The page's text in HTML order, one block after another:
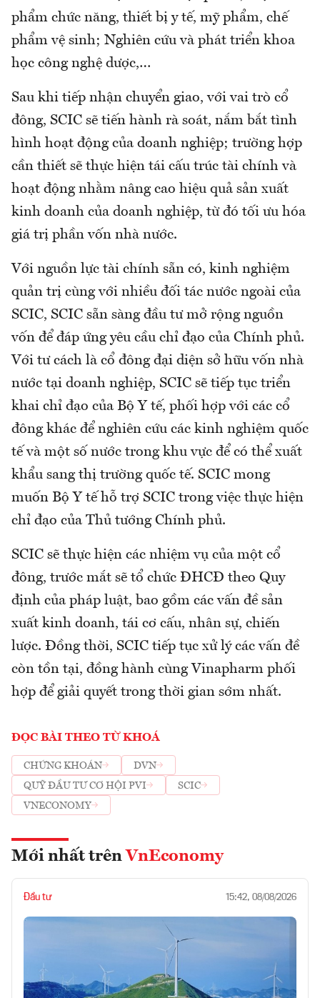
phẩm chức năng, thiết bị y tế, mỹ phẩm, chế
phẩm vệ sinh; Nghiên cứu và phát triển khoa
học công nghệ dược,…
Sau khi tiếp nhận chuyển giao, với vai trò cổ
đông, SCIC sẽ tiến hành rà soát, nắm bắt tình
hình hoạt động của doanh nghiệp; trường hợp
cần thiết sẽ thực hiện tái cấu trúc tài chính và
hoạt động nhằm nâng cao hiệu quả sản xuất
kinh doanh của doanh nghiệp, từ đó tối ưu hóa
giá trị phần vốn nhà nước.
Với nguồn lực tài chính sẵn có, kinh nghiệm
quản trị cùng với nhiều đối tác nước ngoài của
SCIC, SCIC sẵn sàng đầu tư mở rộng nguồn
vốn để đáp ứng yêu cầu chỉ đạo của Chính phủ.
Với tư cách là cổ đông đại diện sở hữu vốn nhà
nước tại doanh nghiệp, SCIC sẽ tiếp tục triển
khai chỉ đạo của Bộ Y tế, phối hợp với các cổ
đông khác để nghiên cứu các kinh nghiệm quốc
tế và một số nước trong khu vực để có thể xuất
khẩu sang thị trường quốc tế. SCIC mong
muốn Bộ Y tế hỗ trợ SCIC trong việc thực hiện
chỉ đạo của Thủ tướng Chính phủ.
SCIC sẽ thực hiện các nhiệm vụ của một cổ
đông, trước mắt sẽ tổ chức ĐHCĐ theo Quy
định của pháp luật, bao gồm các vấn đề sản
xuất kinh doanh, tái cơ cấu, nhân sự, chiến
lược. Đồng thời, SCIC tiếp tục xử lý các vấn đề
còn tồn tại, đồng hành cùng Vinapharm phối
hợp để giải quyết trong thời gian sớm nhất.
ĐỌC BÀI THEO TỪ KHOÁ
CHỨNG KHOÁN
DVN
QUỸ ĐẦU TƯ CƠ HỘI PVI
SCIC
VNECONOMY
Mới nhất trên VnEconomy
Đầu tư 15:42, 08/08/2026